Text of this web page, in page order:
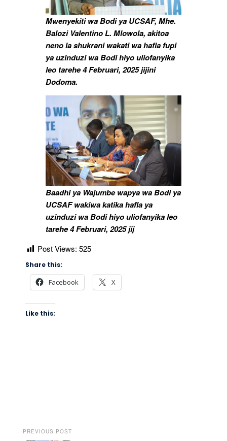
Mwenyekiti wa Bodi ya UCSAF, Mhe.
Balozi Valentino L. Mlowola, akitoa
neno la shukrani wakati wa hafla fupi
ya uzinduzi wa Bodi hiyo uliofanyika
leo tarehe 4 Februari, 2025 jijini
Dodoma.
Baadhi ya Wajumbe wapya wa Bodi ya
UCSAF wakiwa katika hafla ya
uzinduzi wa Bodi hiyo uliofanyika leo
tarehe 4 Februari, 2025 jij
Post Views: 525
Share this:
Facebook X
Like this:
PREVIOUS POST